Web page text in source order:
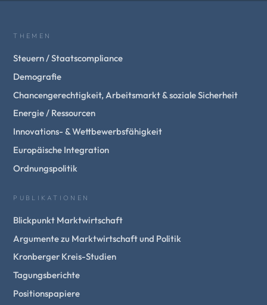
THEMEN
Steuern / Staatscompliance
Demografie
Chancengerechtigkeit, Arbeitsmarkt & soziale Sicherheit
Energie / Ressourcen
Innovations- & Wettbewerbsfähigkeit
Europäische Integration
Ordnungspolitik
PUBLIKATIONEN
Blickpunkt Marktwirtschaft
Argumente zu Marktwirtschaft und Politik
Kronberger Kreis-Studien
Tagungsberichte
Positionspapiere